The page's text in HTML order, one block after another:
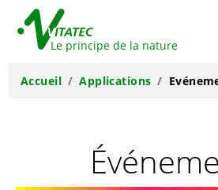
Le principe de la nature
Accueil Applications